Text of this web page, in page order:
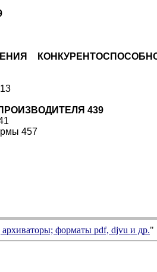
439
457
форматыpdf, djvuи др."